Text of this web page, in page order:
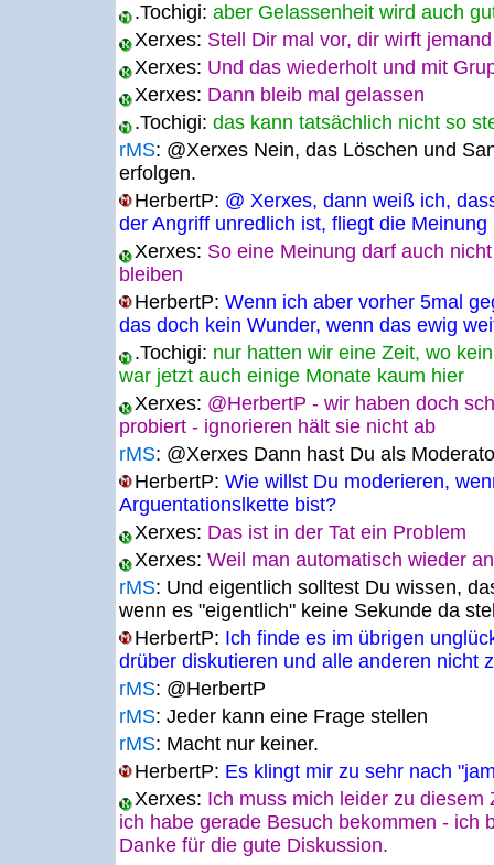
.Tochigi: aber Gelassenheit wird auch
Xerxes: Stell Dir mal vor, dir wirft
Xerxes: Und das wiederholt und mit
Xerxes: Dann bleib mal gelassen
.Tochigi: das kann tatsächlich nicht so
rMS: @Xerxes Nein, das Löschen und
erfolgen.
HerbertP: @ Xerxes, dann weiß ich,
der Angriff unredlich ist, fliegt die Meinung
Xerxes: So eine Meinung darf auch
bleiben
HerbertP: Wenn ich aber vorher 5mal
das doch kein Wunder, wenn das ewig
.Tochigi: nur hatten wir eine Zeit, wo
war jetzt auch einige Monate kaum hier
Xerxes: @HerbertP - wir haben doch
probiert - ignorieren hält sie nicht ab
rMS: @Xerxes Dann hast Du als
HerbertP: Wie willst Du moderieren,
Arguentationslkette bist?
Xerxes: Das ist in der Tat ein Problem
Xerxes: Weil man automatisch wieder
rMS: Und eigentlich solltest Du wissen,
wenn es "eigentlich" keine Sekunde da
HerbertP: Ich finde es im übrigen
drüber diskutieren und alle anderen nicht
rMS: @HerbertP
rMS: Jeder kann eine Frage stellen
rMS: Macht nur keiner.
HerbertP: Es klingt mir zu sehr nach
Xerxes: Ich muss mich leider zu diesem
ich habe gerade Besuch bekommen - ich
Danke für die gute Diskussion.